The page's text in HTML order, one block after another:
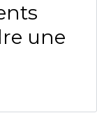
une